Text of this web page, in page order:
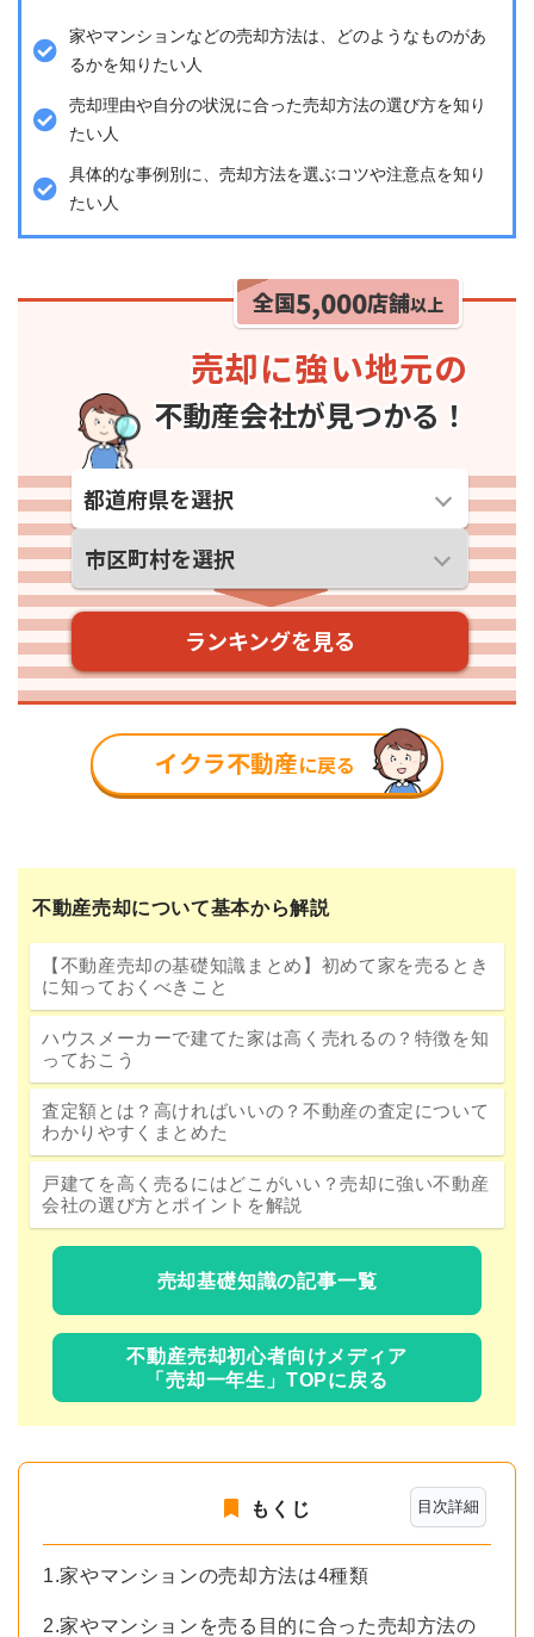
家やマンションなどの売却方法は、どのようなものがあ
るかを知りたい人
売却理由や自分の状況に合った売却方法の選び方を知り
たい人
具体的な事例別に、売却方法を選ぶコツや注意点を知り
たい人
不動産売却について基本から解説
【不動産売却の基礎知識まとめ】初めて家を売るとき
に知っておくべきこと
ハウスメーカーで建てた家は高く売れるの？特徴を知
っておこう
査定額とは？高ければいいの？不動産の査定について
わかりやすくまとめた
戸建てを高く売るにはどこがいい？売却に強い不動産
会社の選び方とポイントを解説
売却基礎知識の記事一覧
不動産売却初心者向けメディア
「売却一年生」TOPに戻る
目次詳細
もくじ
1.家やマンションの売却方法は4種類
2.家やマンションを売る目的に合った売却方法の